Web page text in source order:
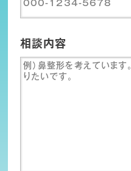
相談内容